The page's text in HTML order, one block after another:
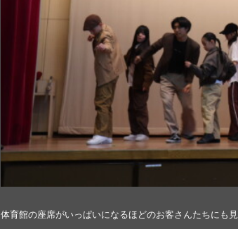
体育館の座席がいっぱいになるほどのお客さんたちにも見